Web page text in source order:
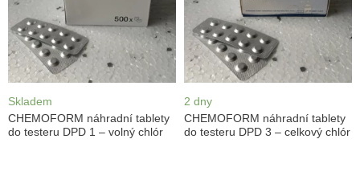
Skladem
CHEMOFORM náhradní tablety
do testeru DPD 1 – volný chlór
2 dny
CHEMOFORM náhradní tablety
do testeru DPD 3 – celkový chlór